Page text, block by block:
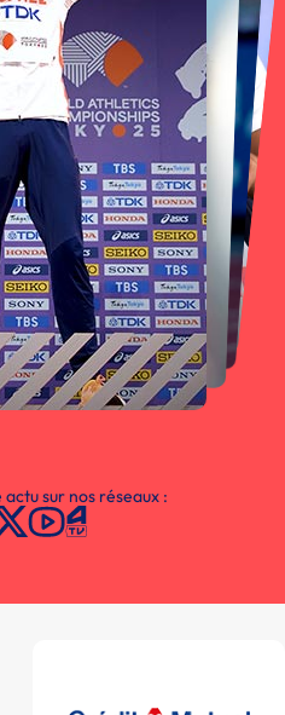
sur nos réseaux :